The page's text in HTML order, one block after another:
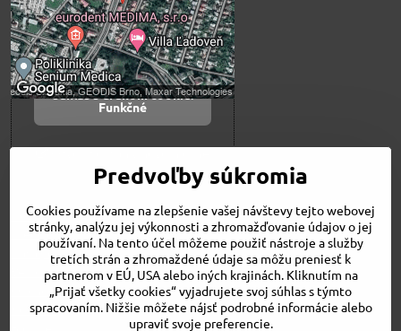
Povoliť tentokrát
Povoliť a zapamätať -
súhlas s druhom cookie:
Funkčné
Novinky
Niečo o nás
Naša ponuka
Veľkostné tabuľky
Obchodné podmienky
Kontakt
Predvoľby súkromia
Cookies používame na zlepšenie vašej návštevy tejto webovej
stránky, analýzu jej výkonnosti a zhromažďovanie údajov o jej
používaní. Na tento účel môžeme použiť nástroje a služby
tretích strán a zhromaždené údaje sa môžu preniesť k
partnerom v EÚ, USA alebo iných krajinách. Kliknutím na
„Prijať všetky cookies“ vyjadrujete svoj súhlas s týmto
spracovaním. Nižšie môžete nájsť podrobné informácie alebo
upraviť svoje preferencie.